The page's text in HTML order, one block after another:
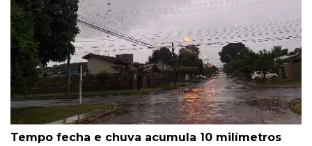
Tempo fecha e chuva acumula 10 milímetros